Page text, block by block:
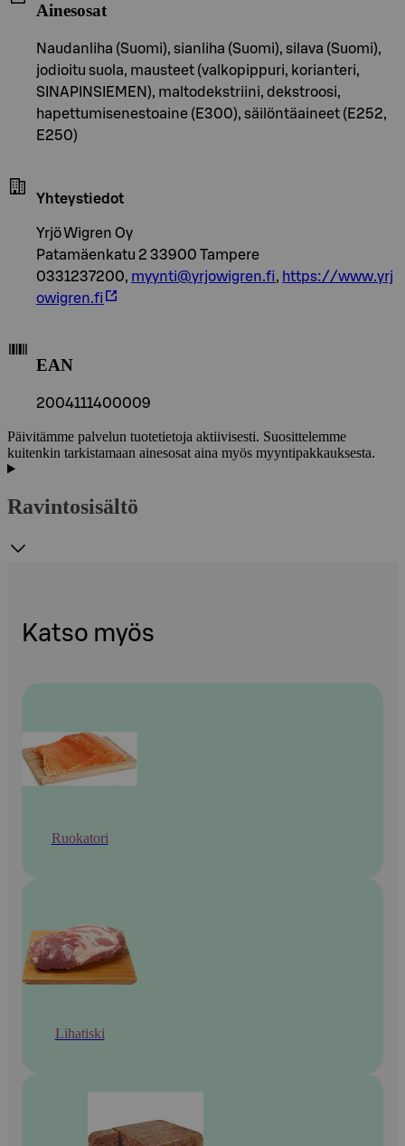
Ainesosat
Naudanliha (Suomi), sianliha (Suomi), silava (Suomi),
jodioitu suola, mausteet (valkopippuri, korianteri,
SINAPINSIEMEN), maltodekstriini, dekstroosi,
hapettumisenestoaine (E300), säilöntäaineet (E252,
E250)
Yhteystiedot
Yrjö Wigren Oy
Patamäenkatu 2 33900 Tampere
0331237200, myynti@yrjowigren.fi, https://www.yrj
owigren.fi
EAN
2004111400009
Päivitämme palvelun tuotetietoja aktiivisesti. Suosittelemme
kuitenkin tarkistamaan ainesosat aina myös myyntipakkauksesta.
Ravintosisältö
Katso myös
Ruokatori
Lihatiski